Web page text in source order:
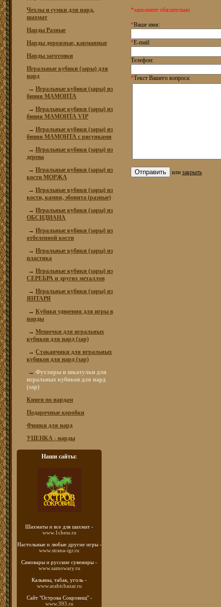
Чехлы и сумки для нард,
шахмат
Нарды Разные
Нарды дорожные, карманные
Нарды заготовки
Игральные кубики (зары) для
нард
→ Игральные кубики (зары) из
бивня МАМОНТА
→ Игральные кубики (зары) из
бивня МАМОНТА VIP
→ Игральные кубики (зары) из
бивня МАМОНТА с рисунками
→ Игральные кубики (зары) из
дерева
→ Игральные кубики (зары) из
кости МОРЖА
→ Игральные кубики (зары) из
кости, камня, эбонита (разные)
→ Игральные кубики (зары) из
ОБСИДИАНА
→ Игральные кубики (зары) из
отбеленной кости
→ Игральные кубики (зары) из
пластика
→ Игральные кубики (зары) из
СЕРЕБРА и других металлов
→ Игральные кубики (зары) из
ЯНТАРЯ
→ Кубики удвоения для игры в
нарды
→ Мешочки для игральных
кубиков для нард (зар)
→ Стаканчики для игральных
кубиков для нард (зар)
→ Футляры и шкатулки для
игральных кубиков для нард
(зар)
Книги по нардам
Подарочные коробки
Фишки для нард
УЦЕНКА - нарды
Наши сайты:
Шахматы и все для шахмат -
www.1chess.ru
Настольные и любые другие игры -
www.strana-igr.ru
Самовары и русские сувениры -
www.samowary.ru
Кальяны, табак, уголь -
www.arabicbazar.ru
Сайт "Острова Сокровищ" -
www.393.ru
*заполните обязательно
*Ваше имя:
*E-mail:
Телефон:
*Текст Вашего вопроса:
или закрыть